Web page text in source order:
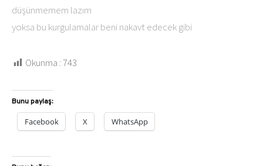
düşünmemem lazım
yoksa bu kurgulamalar beni nakavt edecek gibi
Okunma :743
Bunu paylaş:
Facebook X WhatsApp